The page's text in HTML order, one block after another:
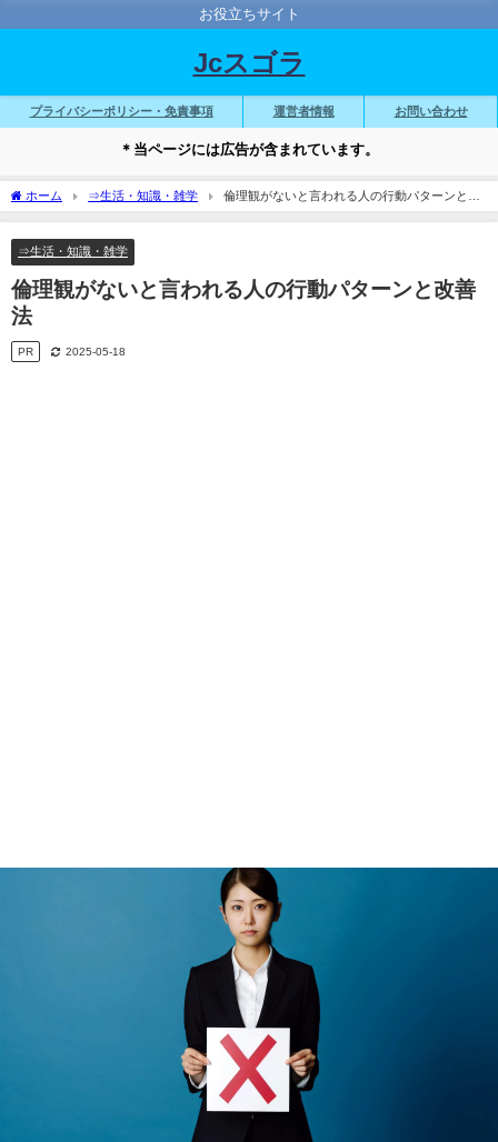
お役立ちサイト
Jcスゴラ
プライバシーポリシー・免責事項 運営者情報 お問い合わせ
＊当ページには広告が含まれています。
ホーム ⇒生活・知識・雑学
倫理観がないと言われる人の行動パターンと改
善法
⇒生活・知識・雑学
倫理観がないと言われる人の行動パターンと改善
法
PR 2025-05-18